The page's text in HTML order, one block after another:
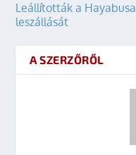
Leállították a Hayabusa
leszállását
A SZERZŐRŐL